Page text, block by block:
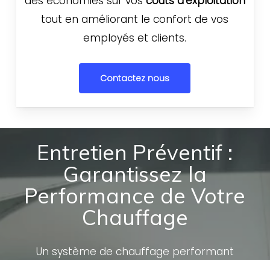
tout en améliorant le confort de vos
employés et clients.
Contactez nous
Entretien Préventif :
Garantissez la
Performance de Votre
Chauffage
Un système de chauffage performant